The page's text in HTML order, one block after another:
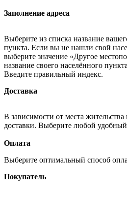
Заполнение адреса
Выберите из списка название
пункта. Если вы не нашли свой
выберите значение «Другое
название своего населённого
Введите правильный индекс.
Доставка
В зависимости от места
доставки. Выберите любой
Оплата
Выберите оптимальный способ
Покупатель